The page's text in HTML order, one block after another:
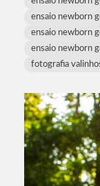
ensaio newborn
ensaio newborn
ensaio newborn
fotografia